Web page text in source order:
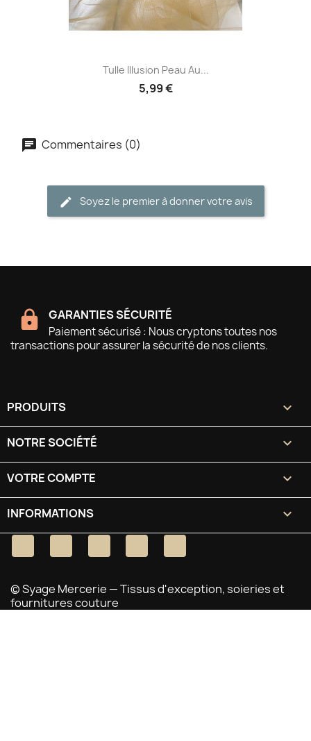
Tulle Illusion Peau Au...
5,99 €
Commentaires (0)
Soyez le premier à donner votre avis
GARANTIES SÉCURITÉ
Paiement sécurisé : Nous cryptons toutes nos
transactions pour assurer la sécurité de nos clients.
PRODUITS 
NOTRE SOCIÉTÉ 
VOTRE COMPTE 
INFORMATIONS keyboard_arrow_down
FacebookTwitter YouTube Pinterest
© Syage Mercerie — Tissus d'exception, soieries et
fournitures couture